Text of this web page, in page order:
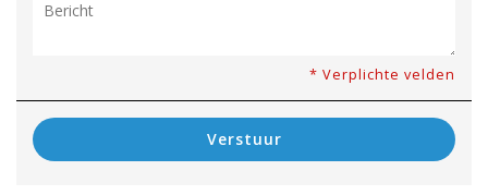
* Verplichte velden
Verstuur